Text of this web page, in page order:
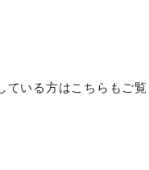
ている方はこちらもご覧